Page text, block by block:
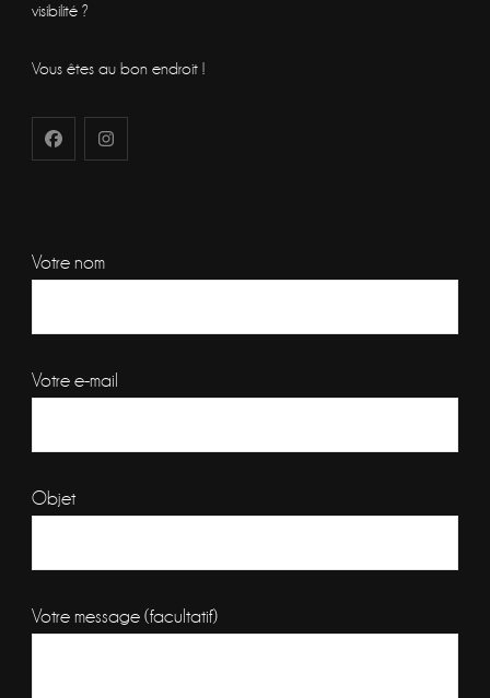
visibilité ?
Vous êtes au bon endroit !
Votre nom
Votre e-mail
Objet
Votre message (facultatif)